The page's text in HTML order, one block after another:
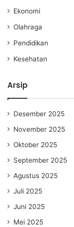
Ekonomi
Olahraga
Pendidikan
Kesehatan
Arsip
Desember 2025
November 2025
Oktober 2025
September 2025
Agustus 2025
Juli 2025
Juni 2025
Mei 2025